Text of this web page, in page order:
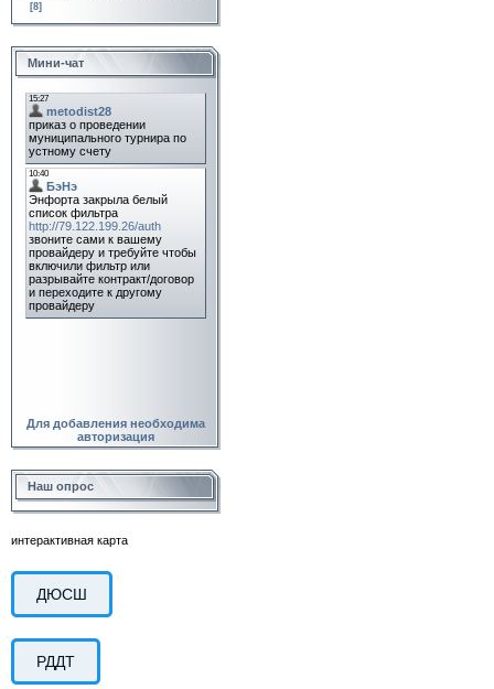
[8]
Мини-чат
Для добавления необходима
авторизация
Наш опрос
интерактивная карта
ДЮСШ
РДДТ